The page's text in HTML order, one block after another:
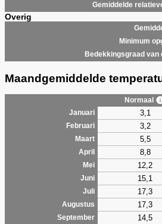
Gemiddelde
Overig
Minimum
Bedekkingsgraad van
Maandgemiddelde
Normaal
Januari
3,1
Februari 3,2
Maart 5,5
April 8,8
Mei 12,2
Juni
15,1
Juli
17,3
Augustus
17,3
September
14,5